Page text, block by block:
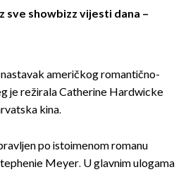
sve showbizz vijesti dana –
američkog romantično-
je režirala Catherine Hardwicke
kina.
po istoimenom romanu
Meyer. U glavnim ulogama